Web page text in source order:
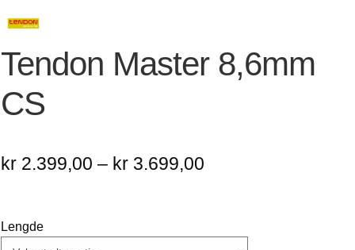
Tendon Master 8,6mm
CS
kr 2.399,00 – kr 3.699,00
Lengde